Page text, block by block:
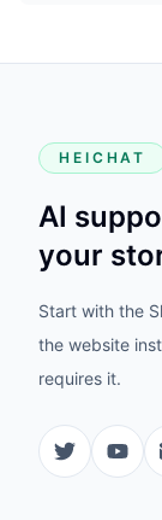
HEICHAT
AI
your
Start with the
the website
requires it.